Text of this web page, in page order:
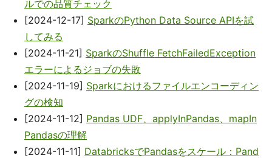
ルでの品質チェック
[2024-12-17] SparkのPython Data Source APIを試
してみる
[2024-11-21] SparkのShuffle FetchFailedException
エラーによるジョブの失敗
[2024-11-19] Sparkにおけるファイルエンコーディン
グの検知
[2024-11-12] Pandas UDF、applyInPandas、mapIn
Pandasの理解
[2024-11-11] DatabricksでPandasをスケール：Pand